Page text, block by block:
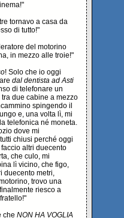
tornavo a casa da
di tutto!"
del motorino
in mezzo alle troie!"
! Solo che io oggi
dal dentista ad Asti
di telefonare un
due cabine a mezzo
spingendo il
e, una volta lì, mi
telefonica né moneta.
dove mi
chiusi perché oggi
altri duecento
che culo, mi
lì vicino, che figo,
duecento metri,
trovo una
riesco a
che NON HA VOGLIA